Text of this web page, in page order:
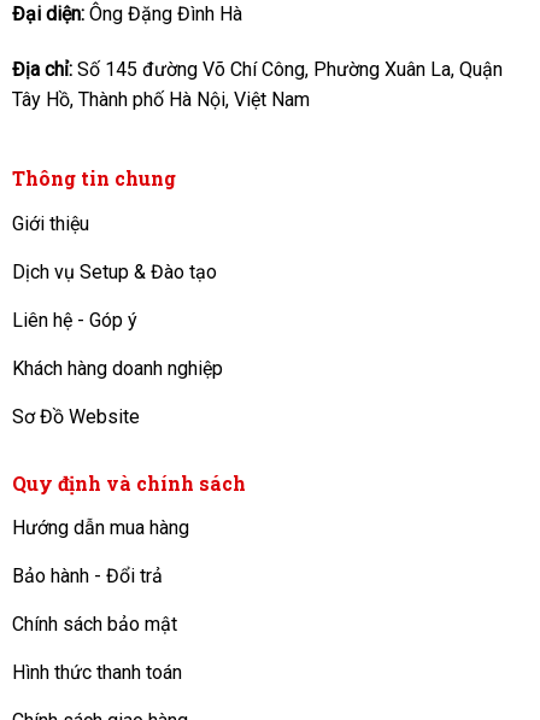
Đại diện: Ông Đặng Đình Hà
Địa chỉ: Số 145 đường Võ Chí Công, Phường Xuân La, Quận
Tây Hồ, Thành phố Hà Nội, Việt Nam
Thông tin chung
Giới thiệu
Dịch vụ Setup & Đào tạo
Liên hệ - Góp ý
Khách hàng doanh nghiệp
Sơ Đồ Website
Quy định và chính sách
Hướng dẫn mua hàng
Bảo hành - Đổi trả
Chính sách bảo mật
Hình thức thanh toán